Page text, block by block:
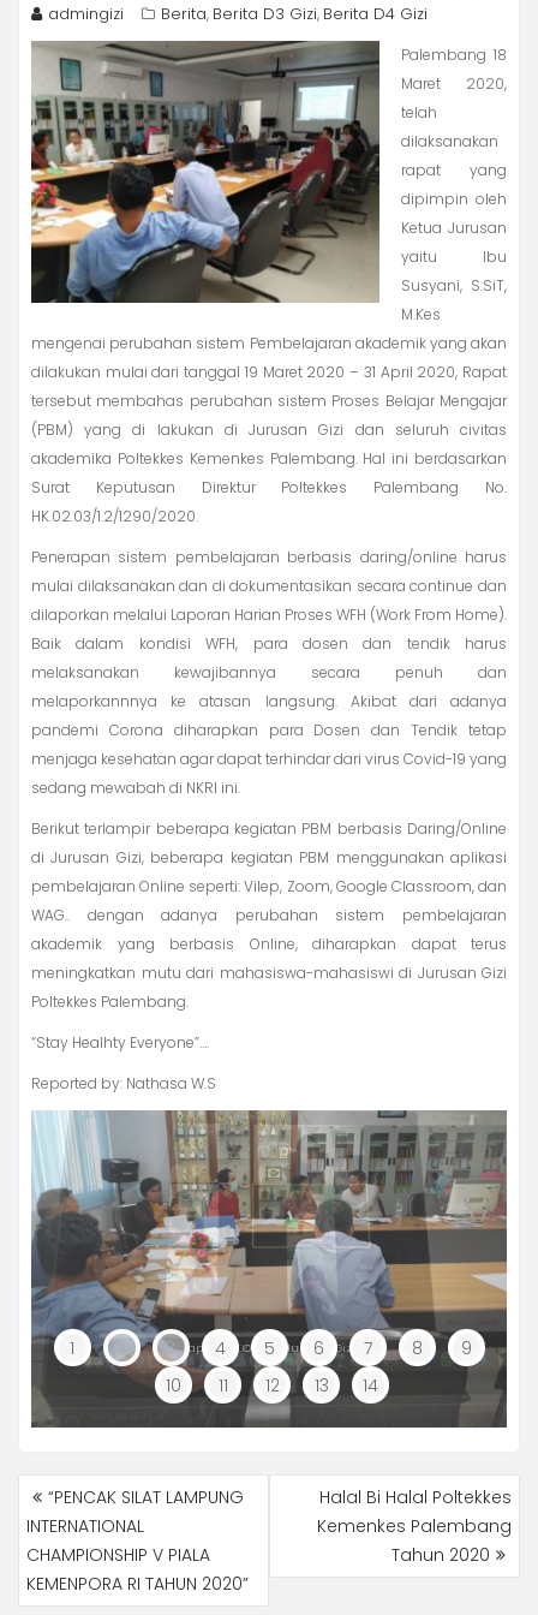
admingizi Berita, Berita D3 Gizi, Berita D4 Gizi
Palembang 18
Maret 2020,
telah
dilaksanakan
rapat yang
dipimpin oleh
Ketua Jurusan
yaitu Ibu
Susyani, S.SiT,
M.Kes
mengenai perubahan sistem Pembelajaran akademik yang akan
dilakukan mulai dari tanggal 19 Maret 2020 – 31 April 2020, Rapat
tersebut membahas perubahan sistem Proses Belajar Mengajar
(PBM) yang di lakukan di Jurusan Gizi dan seluruh civitas
akademika Poltekkes Kemenkes Palembang. Hal ini berdasarkan
Surat Keputusan Direktur Poltekkes Palembang No.
HK.02.03/1.2/1290/2020.
Penerapan sistem pembelajaran berbasis daring/online harus
mulai dilaksanakan dan di dokumentasikan secara continue dan
dilaporkan melalui Laporan Harian Proses WFH (Work From Home).
Baik dalam kondisi WFH, para dosen dan tendik harus
melaksanakan kewajibannya secara penuh dan
melaporkannnya ke atasan langsung. Akibat dari adanya
pandemi Corona diharapkan para Dosen dan Tendik tetap
menjaga kesehatan agar dapat terhindar dari virus Covid-19 yang
sedang mewabah di NKRI ini.
Berikut terlampir beberapa kegiatan PBM berbasis Daring/Online
di Jurusan Gizi, beberapa kegiatan PBM menggunakan aplikasi
pembelajaran Online seperti: Vilep, Zoom, Google Classroom, dan
WAG.. dengan adanya perubahan sistem pembelajaran
akademik yang berbasis Online, diharapkan dapat terus
meningkatkan mutu dari mahasiswa-mahasiswi di Jurusan Gizi
Poltekkes Palembang.
“Stay Healhty Everyone”….
Reported by: Nathasa W.S
Rapat PBM Online Jurusan Gizi
ZOOM aplikasi
1 3 4 5 6 7 8
9
10
11 12 13 14
NAVIGASI
POS“PENCAK SILAT LAMPUNG
INTERNATIONAL
CHAMPIONSHIP V PIALA
KEMENPORA RI TAHUN 2020”
Halal Bi Halal Poltekkes
Kemenkes Palembang
Tahun 2020